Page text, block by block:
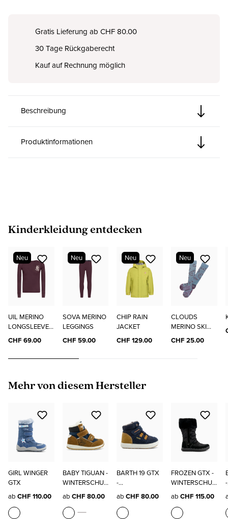
Gratis Lieferung ab CHF 80.00
30 Tage Rückgaberecht
Kauf auf Rechnung möglich
Beschreibung
Produktinformationen
Produktgalerie überspringen
Kinderkleidung entdecken
Neu
UIL MERINO
LONGSLEEVE
"ELO"
CHF 69.00
Neu
SOVA MERINO
LEGGINGS
CHF 59.00
Neu
CHIP RAIN
JACKET
CHF 129.00
Neu
CLOUDS
MERINO SKI
SOCKS
CHF 25.00
Produktgalerie überspringen
Mehr von diesem Hersteller
GIRL WINGER
GTX
ab CHF 110.00
BABY TIGUAN -
WINTERSCHUH
ab CHF 80.00
BARTH 19 GTX
-
WINTERSCHUH
E
abCHF 80.00
FROZEN GTX -
WINTERSCHUH
ab CHF 115.00
-